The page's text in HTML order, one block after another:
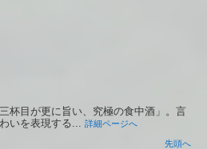
杯目が更に旨い、究極の食中酒」。言
いを表現する... 詳細ページへ
先頭へ